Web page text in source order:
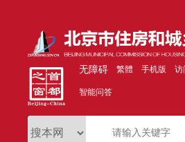
无障碍 繁體 手机版 访
智能问答